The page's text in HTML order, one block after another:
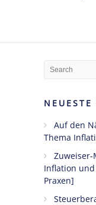
NEUESTE
Auf den
Thema
Zuweiser-
Inflation und
Praxen]
Ängste,
Blockaden
Zahnärzte
im Z-MVZ